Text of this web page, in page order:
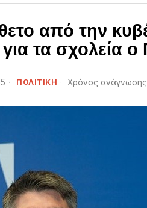
από την
τα σχολεία ο
ΠΟΛΙΤΙΚΗ Χρόνος